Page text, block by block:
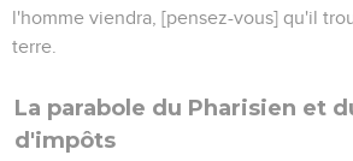
l'homme viendra, [pensez-vous] qu'il
terre.
La parabole du Pharisien et
d'impôts